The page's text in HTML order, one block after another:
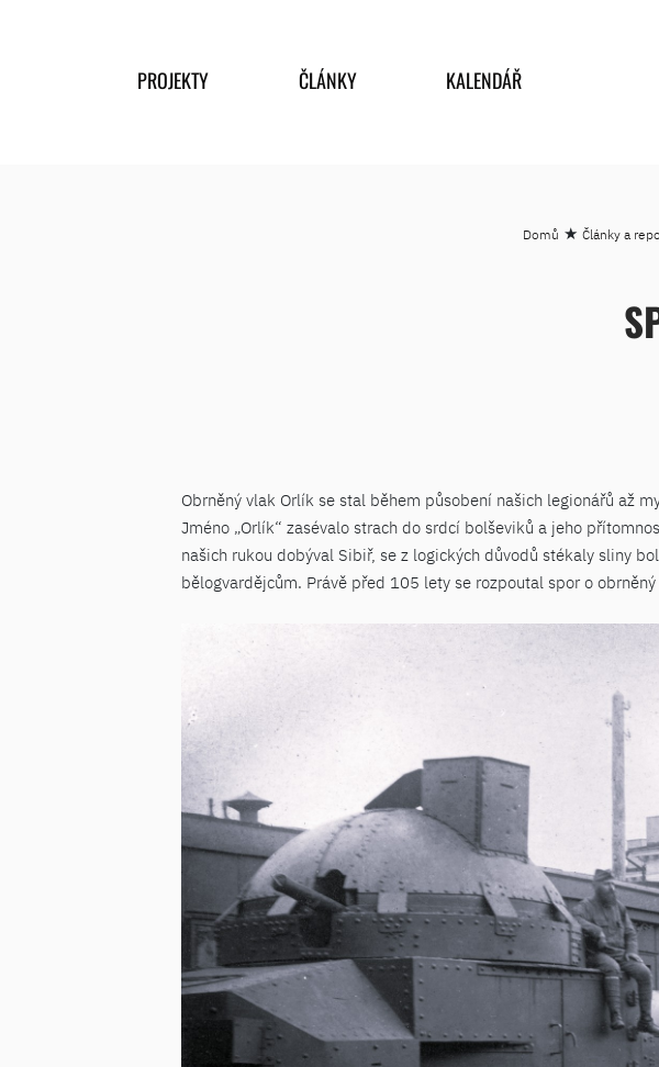
PROJEKTY ČLÁNKY KALENDÁŘ
Domů ★ Články a
Obrněný vlak Orlík se stal během působení našich legionářů až
Jméno „Orlík“ zasévalo strach do srdcí bolševiků a jeho
našich rukou dobýval Sibiř, se z logických důvodů stékaly sliny
bělogvardějcům. Právě před 105 lety se rozpoutal spor o